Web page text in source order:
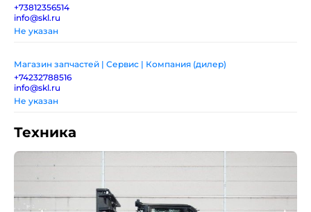
+73812356514
info@skl.ru
Не указан
Магазин запчастей | Сервис | Компания (дилер)
+74232788516
info@skl.ru
Не указан
Техника